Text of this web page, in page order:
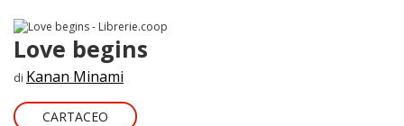
Love begins
di Kanan Minami
CARTACEO